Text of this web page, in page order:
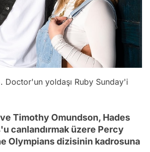
Doctor'un yoldaşı Ruby Sunday'i
Timothy Omundson, Hades
canlandırmak üzere Percy
Olympians dizisinin kadrosuna